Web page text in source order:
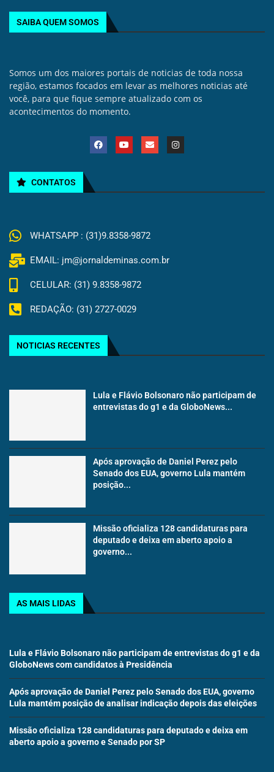
SAIBA QUEM SOMOS
Somos um dos maiores portais de noticias de toda nossa
região, estamos focados em levar as melhores noticias até
você, para que fique sempre atualizado com os
acontecimentos do momento.
CONTATOS
WHATSAPP : (31)9.8358-9872
EMAIL: jm@jornaldeminas.com.br
CELULAR: (31) 9.8358-9872
REDAÇÃO: (31) 2727-0029
NOTICIAS RECENTES
Lula e Flávio Bolsonaro não participam de
entrevistas do g1 e da GloboNews...
Após aprovação de Daniel Perez pelo
Senado dos EUA, governo Lula mantém
posição...
Missão oficializa 128 candidaturas para
deputado e deixa em aberto apoio a
governo...
AS MAIS LIDAS
Lula e Flávio Bolsonaro não participam de entrevistas do g1 e da
GloboNews com candidatos à Presidência
Após aprovação de Daniel Perez pelo Senado dos EUA, governo
Lula mantém posição de analisar indicação depois das eleições
Missão oficializa 128 candidaturas para deputado e deixa em
aberto apoio a governo e Senado por SP